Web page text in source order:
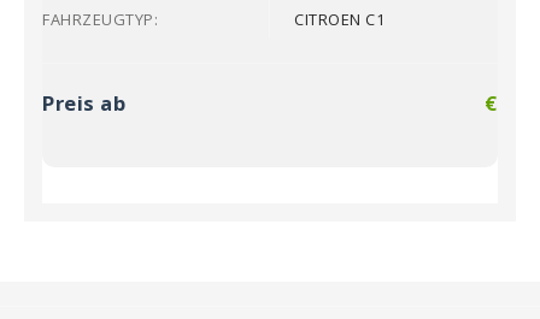
FAHRZEUGTYP:
CITROEN C1
Preis ab €